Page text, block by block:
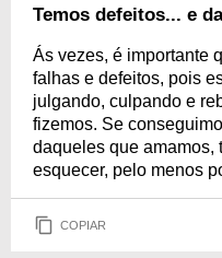
Temos defeitos... e
Ás vezes, é importante
falhas e defeitos, pois
julgando, culpando e
fizemos. Se
daqueles que amamos,
esquecer, pelo menos
COPIAR